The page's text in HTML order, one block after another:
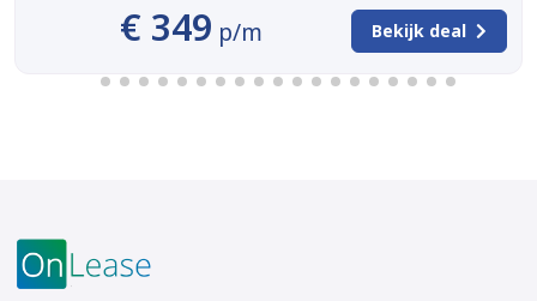
€ 349 p/m Bekijk deal